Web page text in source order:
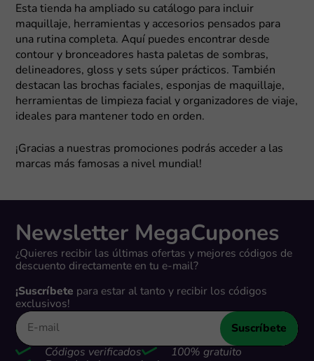
Esta tienda ha ampliado su catálogo para incluir
maquillaje, herramientas y accesorios pensados para
una rutina completa. Aquí puedes encontrar desde
contour y bronceadores hasta paletas de sombras,
delineadores, gloss y sets súper prácticos. También
destacan las brochas faciales, esponjas de maquillaje,
herramientas de limpieza facial y organizadores de viaje,
ideales para mantener todo en orden.
¡Gracias a nuestras promociones podrás acceder a las
marcas más famosas a nivel mundial!
Newsletter MegaCupones
¿Quieres recibir las últimas ofertas y mejores códigos de
descuento directamente en tu e-mail?
¡Suscríbete para estar al tanto y recibir los códigos
exclusivos!
Suscríbete
Códigos verificados
100% gratuito